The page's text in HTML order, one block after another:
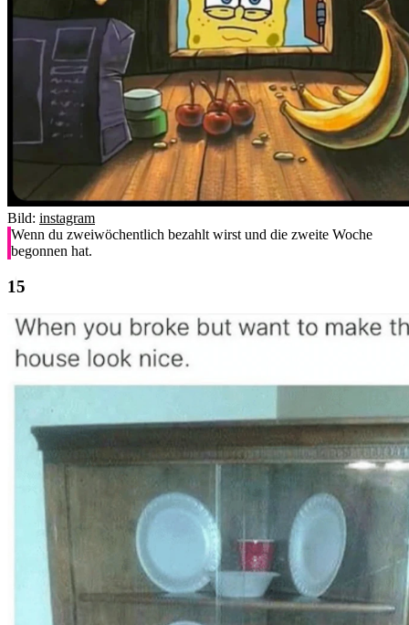
Bild: instagram
Wenn du zweiwöchentlich bezahlt wirst und die zweite Woche
begonnen hat.